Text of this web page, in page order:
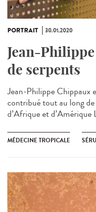
PORTRAIT 30.01.2020
Jean-
de serpents
Jean-Philippe Chippaux
contribué tout au long de
d’Afrique et d’Amérique
MÉDECINE TROPICALE